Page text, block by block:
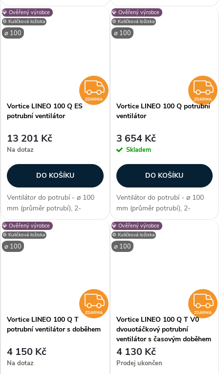
stupňová či plynulá regulace,
EC motor, kuličková ložiska,
průtok vzduchu max. 305
m3/h, max. teplota 60 °C,
stupňová regulace, AC motor,
kuličková ložiska, průtok
vzduchu max. 255 m3/h, max.
teplota 60 °C, příkon 20–23 W,
⚙️ Kuličková ložiska
⌀ 100
💎 Ověřený výrobce
ZDARMA
ZDARMA
Vortice LINEO 100 Q ES
potrubní ventilátor
13 201 Kč
Na dotaz
DO KOŠÍKU
Ventilátor do potrubí - ⌀ 100
mm (průměr potrubí), 2-
stupňová či plynulá regulace,
EC motor, odlehčená verze Q,
kuličková ložiska, průtok
vzduchu max. 235 m3/h, max.
⚙️ Kuličková ložiska
⌀ 100
💎 Ověřený výrobce
ZDARMA
Vortice LINEO 100 Q potrubní
ventilátor
3 654 Kč
Skladem
DO KOŠÍKU
Ventilátor do potrubí - ⌀ 100
mm (průměr potrubí), 2-
stupňová regulace, AC motor,
odlehčená verze Q, kuličková
ložiska, průtok vzduchu max.
200 m3/h, max. teplota 60 °C,
⚙️ Kuličková ložiska
⌀ 100
💎 Ověřený výrobce
ZDARMA
ZDARMA
Vortice LINEO 100 Q T
potrubní ventilátor s doběhem
4 150 Kč
Na dotaz
⚙️ Kuličková ložiska
⌀ 100
💎 Ověřený výrobce
ZDARMA
Vortice LINEO 100 Q T V0
dvouotáčkový potrubní
ventilátor s časovým doběhem
4 130 Kč
Prodej ukončen